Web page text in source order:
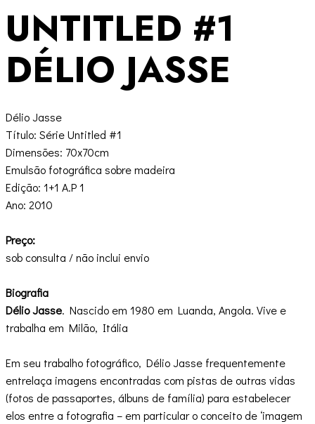
UNTITLED #1
DÉLIO JASSE
Délio Jasse
Título: Série Untitled #1
Dimensões: 70x70cm
Emulsão fotográfica sobre madeira
Edição: 1+1 A.P 1
Ano: 2010
Preço:
sob consulta / não inclui envio
Biografia
Délio Jasse. Nascido em 1980 em Luanda, Angola. Vive e
trabalha em Milão, Itália
Em seu trabalho fotográfico, Délio Jasse frequentemente
entrelaça imagens encontradas com pistas de outras vidas
(fotos de passaportes, álbuns de família) para estabelecer
elos entre a fotografia – em particular o conceito de ‘imagem